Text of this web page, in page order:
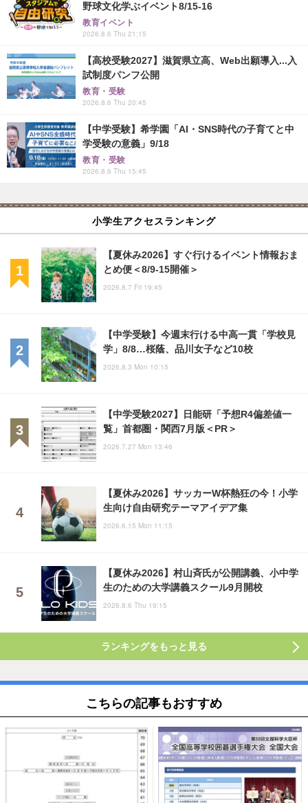
野球文化学ぶイベント8/15-16
教育イベント
2026.8.6 Thu 21:15
【高校受験2027】滋賀県立高、Web出願導入...入
試制度パンフ公開
教育・受験
2026.8.6 Thu 20:45
【中学受験】希学園「AI・SNS時代の子育てと中
学受験の意義」9/18
教育・受験
2026.8.6 Thu 15:45
小学生アクセスランキング
【夏休み2026】すぐ行けるイベント情報おま
とめ便＜8/9-15開催＞
2026.8.7 Fri 19:45
【中学受験】今週末行ける中高一貫「学校見
学」8/8…桜蔭、品川女子など10校
2026.8.3 Mon 10:15
【中学受験2027】日能研「予想R4偏差値一
覧」首都圏・関西7月版＜PR＞
2026.7.27 Mon 13:46
【夏休み2026】サッカーW杯熱狂の今！小学
生向け自由研究テーマアイデア集
2026.6.15 Mon 11:15
【夏休み2026】村山斉氏が公開講義、小中学
生のための大学講義スクール9月開校
2026.8.6 Thu 19:15
ランキングをもっと見る
こちらの記事もおすすめ